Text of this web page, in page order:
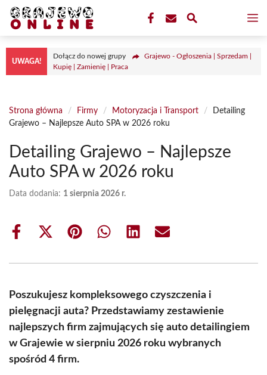
Przejdź
treści
UWAGA!
Dołącz do nowej grupy
Grajewo - Ogłoszenia | Sprzedam |
Kupię | Zamienię | Praca
Strona główna / Firmy / Motoryzacja i Transport /
Detailing
Grajewo – Najlepsze Auto SPA w 2026 roku
Detailing Grajewo – Najlepsze
Auto SPA w 2026 roku
Data dodania: 1 sierpnia 2026 r.
Share
Share
(Twitter)
Share Share Share Share
Poszukujesz kompleksowego czyszczenia i
pielęgnacji auta? Przedstawiamy zestawienie
najlepszych firm zajmujących się auto detailingiem
w Grajewie w sierpniu 2026 roku wybranych
spośród 4 firm.